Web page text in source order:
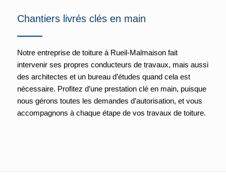
Chantiers livrés clés en main
Notre entreprise de toiture à Rueil-Malmaison fait
intervenir ses propres conducteurs de travaux, mais aussi
des architectes et un bureau d’études quand cela est
nécessaire. Profitez d’une prestation clé en main, puisque
nous gérons toutes les demandes d’autorisation, et vous
accompagnons à chaque étape de vos travaux de toiture.